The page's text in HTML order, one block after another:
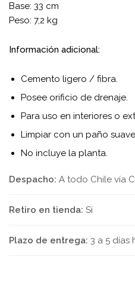
Base: 33 cm
Peso: 7,2 kg
Información adicional:
Cemento ligero / fibra.
Posee orificio de drenaje.
Para uso en interiores o
Limpiar con un paño
No incluye la planta.
Despacho: A todo Chile vía
Retiro en tienda: Sí
Plazo de entrega: 3 a 5 días